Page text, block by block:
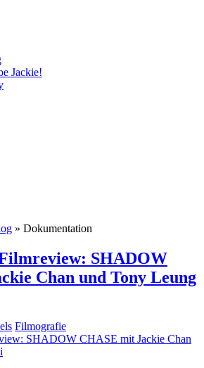
| Thorsten Boose
Jackie!
» Dokumentation
SHADOW
Chan und Tony Leung
Filmografie